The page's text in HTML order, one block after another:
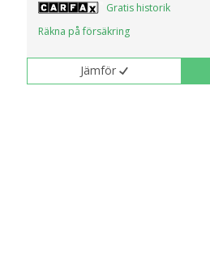
Gratis historik
Räkna på försäkring
Jämför